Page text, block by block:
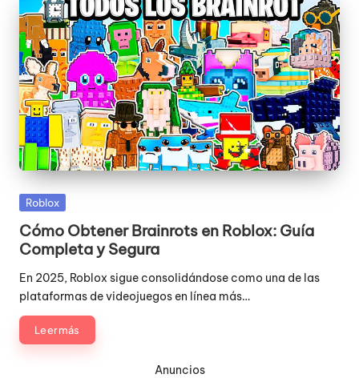
Publicada
Roblox
Cómo Obtener Brainrots en Roblox: Guía
Completa y Segura
En 2025, Roblox sigue consolidándose como una de las
plataformas de videojuegos en línea más…
Leer más
Anuncios